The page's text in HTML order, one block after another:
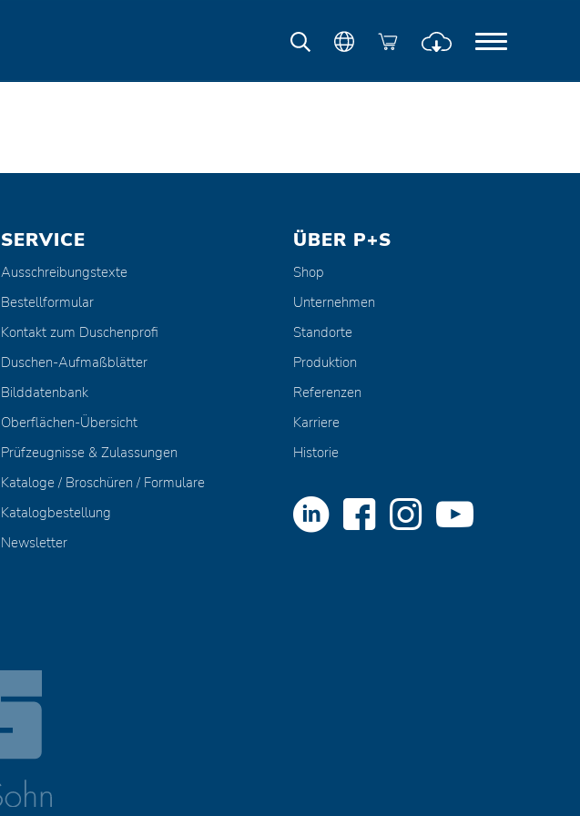
SERVICE
Ausschreibungstexte
Bestellformular
Kontakt zum Duschenprofi
Duschen-Aufmaßblätter
Bilddatenbank
Oberflächen-Übersicht
Prüfzeugnisse & Zulassungen
Kataloge / Broschüren / Formulare
Katalogbestellung
Newsletter
ÜBER P+S
Shop
Unternehmen
Standorte
Produktion
Referenzen
Karriere
Historie